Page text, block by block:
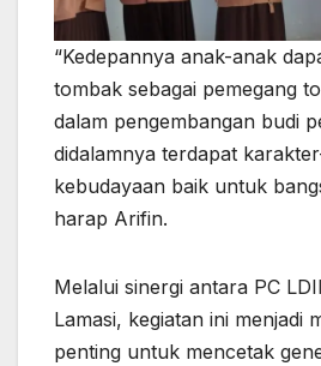
“Kedepannya anak-anak
tombak sebagai pemegang
dalam pengembangan budi
didalamnya terdapat
kebudayaan baik untuk
harap Arifin.
Melalui sinergi antara PC
Lamasi, kegiatan ini menjadi
penting untuk mencetak